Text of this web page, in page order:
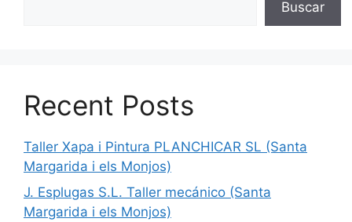
Buscar
Recent Posts
Taller Xapa i Pintura PLANCHICAR SL (Santa
Margarida i els Monjos)
J. Esplugas S.L. Taller mecánico (Santa
Margarida i els Monjos)